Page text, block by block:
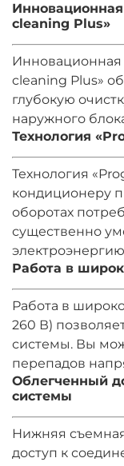
cleaning Plus»
Инновационная
cleaning Plus»
глубокую
наружного
Технология
Технология
кондиционеру
оборотах
существенно
Работа в
Работа в
260 В)
системы. Вы
перепадов
Облегченный
системы
Нижняя
доступ к